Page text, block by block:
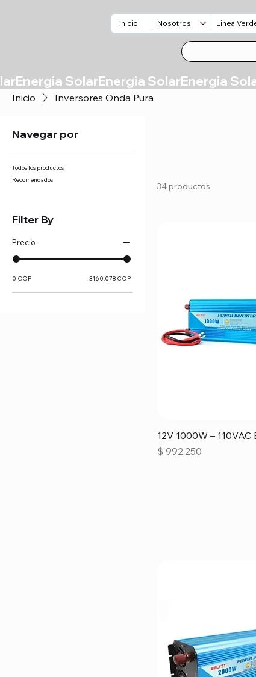
Inicio Nosotros Linea
Inicio Inversores Onda Pura
Navegar por
Todos los productos
Recomendados
Filter By
Precio
0 COP 3.160.078 COP
34 productos
12V 1000W – 110VAC
Precio
$ 992.250